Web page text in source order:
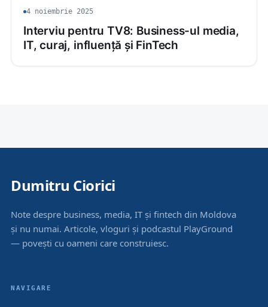
4 noiembrie 2025
Interviu pentru TV8: Business-ul media,
IT, curaj, influență și FinTech
Dumitru Ciorici
Note despre business, media, IT și fintech din Moldova
și nu numai. Articole, vloguri și podcastul PlayGround
— povești cu oameni care construiesc.
NAVIGARE